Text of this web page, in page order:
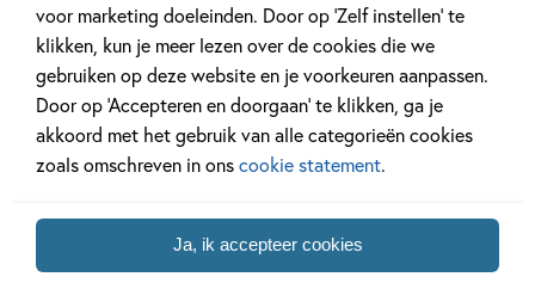
voor marketing doeleinden. Door op ‘Zelf instellen’ te
klikken, kun je meer lezen over de cookies die we
gebruiken op deze website en je voorkeuren aanpassen.
Door op ‘Accepteren en doorgaan’ te klikken, ga je
akkoord met het gebruik van alle categorieën cookies
zoals omschreven in onscookie statement.
Ja, ik accepteer cookies
Meer van deze auteur